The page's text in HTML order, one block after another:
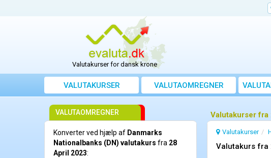
Valutakurser for dansk krone
VALUTAKURSER VALUTAOMREGNER
Valutakurser fra
Valutakurser
Valutakurs fra
VALUTAOMREGNER
Konverter ved hjælp af Danmarks
Nationalbanks (DN) valutakurs fra 28
April 2023: